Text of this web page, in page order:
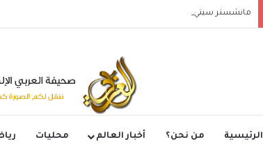
مانشستر سيتي يتجاوز نجوم الدوري الكوري بثلاثية في أول انتصار
الرئيسية من نحن؟ أخبار العالم محليات